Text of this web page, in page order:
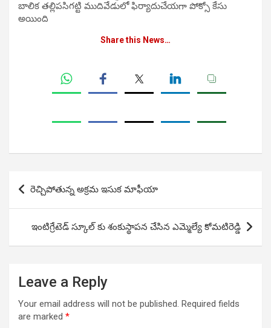
బాలిక తల్లిపసిగట్టి ముదివేడులో ఫిర్యాదుచేయగా పోక్సో కేసు
అయింది
Share this News…
Post
navigation
రెచ్చిపోతున్న అక్రమ ఇసుక మాఫీయా
ఇంటిగ్రేటెడ్ స్కూల్ కు శంకుస్థాపన చేసిన ఎమ్మెల్యే కోమటిరెడ్డి
Leave a Reply
Your email address will not be published. Required fields
are marked *